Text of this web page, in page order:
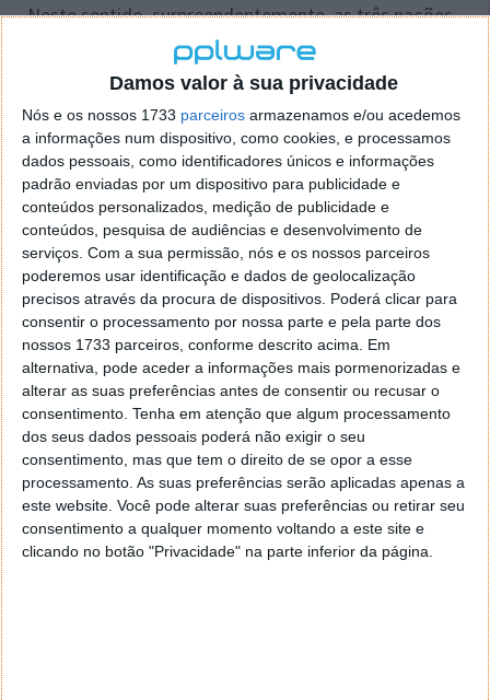
Damos valor à sua privacidade
Nós e os nossos 1733 parceiros armazenamos e/ou acedemos
a informações num dispositivo, como cookies, e processamos
dados pessoais, como identificadores únicos e informações
padrão enviadas por um dispositivo para publicidade e
conteúdos personalizados, medição de publicidade e
conteúdos, pesquisa de audiências e desenvolvimento de
serviços. Com a sua permissão, nós e os nossos parceiros
poderemos usar identificação e dados de geolocalização
precisos através da procura de dispositivos. Poderá clicar para
consentir o processamento por nossa parte e pela parte dos
nossos 1733 parceiros, conforme descrito acima. Em
alternativa, pode aceder a informações mais pormenorizadas e
alterar as suas preferências antes de consentir ou recusar o
consentimento. Tenha em atenção que algum processamento
dos seus dados pessoais poderá não exigir o seu
consentimento, mas que tem o direito de se opor a esse
processamento. As suas preferências serão aplicadas apenas a
este website. Você pode alterar suas preferências ou retirar seu
consentimento a qualquer momento voltando a este site e
clicando no botão "Privacidade" na parte inferior da página.
Neste sentido, surpreendentemente, as três nações
bálticas - Lituânia, Letónia e Estónia - estão no top
10 da adopção de IA.
Citando a entidade responsável pelo estudo, "embora
não sejam amplamente reconhecidas, as nações
bálticas estão bastante avançadas nas suas
infraestruturas digitais e na força de trabalho de IT".
Além disso, "a Estónia e a Letónia têm as maiores
taxas de penetração da Internet na Europa Central e
de Leste".